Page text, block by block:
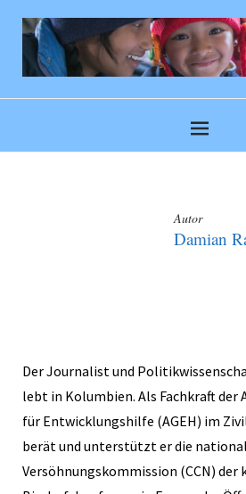
Autor
Damian
Der Journalist und
lebt in Kolumbien. Als Fachkraft der
für Entwicklungshilfe (AGEH) im
berät und unterstützt er die
Versöhnungskommission (CCN) der